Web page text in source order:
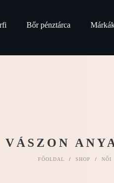
Bőr pénztárca
FŐOLDAL / SHOP / NŐI